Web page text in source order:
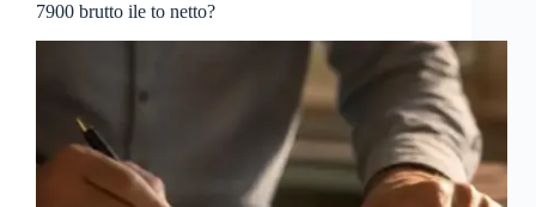
7900 brutto ile to netto?